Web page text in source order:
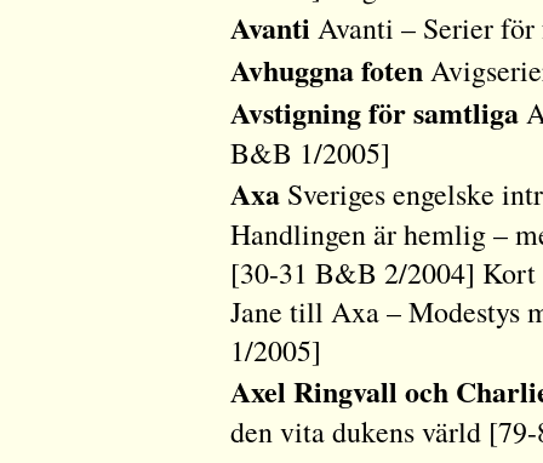
Avanti Avanti – Serier
Avhuggna foten
Avstigning för samtliga
B&B 1/2005]
Axa Sveriges engelske
Handlingen är hemlig –
[30-31 B&B 2/2004]
Jane till Axa – Modestys
1/2005]
Axel Ringvall och
den vita dukens värld